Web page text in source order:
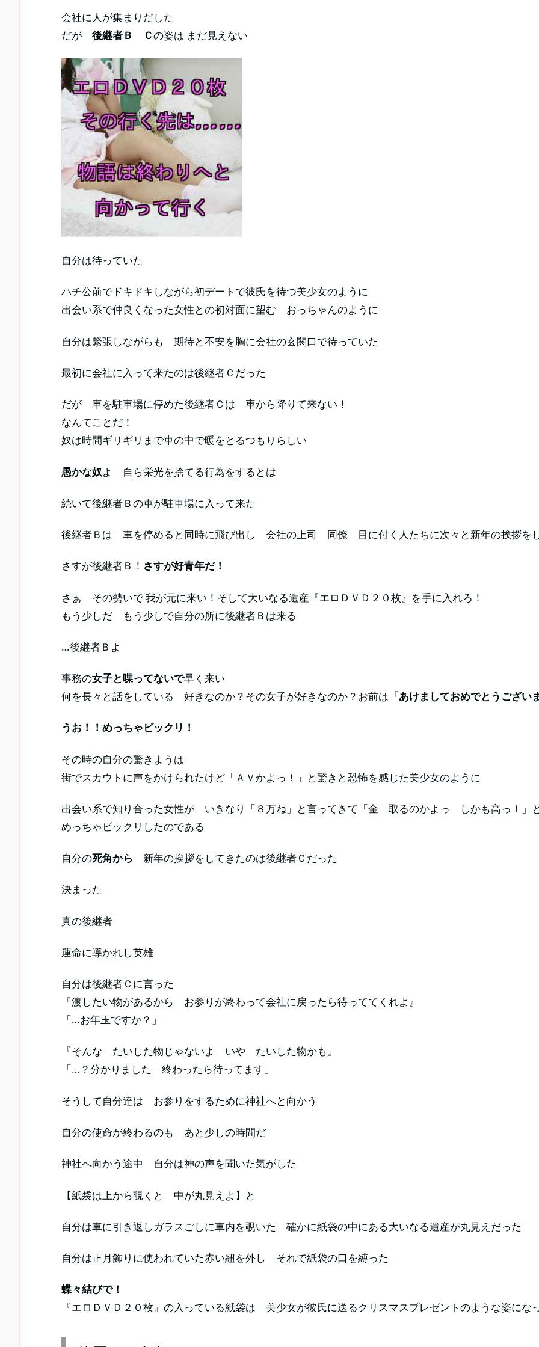
会社に人が集まりだした
だが 後継者Ｂ Ｃの姿は まだ見えない
自分は待っていた
ハチ公前でドキドキしながら初デートで彼氏を待つ美少女のように
出会い系で仲良くなった女性との初対面に望む おっちゃんのように
自分は緊張しながらも 期待と不安を胸に会社の玄関口で待っていた
最初に会社に入って来たのは後継者Ｃだった
だが 車を駐車場に停めた後継者Ｃは 車から降りて来ない！
なんてことだ！
奴は時間ギリギリまで車の中で暖をとるつもりらしい
愚かな奴よ 自ら栄光を捨てる行為をするとは
続いて後継者Ｂの車が駐車場に入って来た
後継者Ｂは 車を停めると同時に飛び出し 会社の上司 同僚 目に付く人たちに次々と新年の挨拶を
さすが後継者Ｂ！ さすが好青年だ！
さぁ その勢いで 我が元に来い！そして大いなる遺産『エロＤＶＤ２０枚』を手に入れろ！
もう少しだ もう少しで自分の所に後継者Ｂは来る
…後継者Ｂよ
事務の女子と喋ってないで早く来い
何を長々と話をしている 好きなのか？その女子が好きなのか？お前は 「あけましておめでとうござい
うお！！めっちゃビックリ！
その時の自分の驚きようは
街でスカウトに声をかけられたけど「ＡＶかよっ！」と驚きと恐怖を感じた美少女のように
出会い系で知り合った女性が いきなり「８万ね」と言ってきて「金 取るのかよっ しかも高っ！
めっちゃビックリしたのである
自分の死角から 新年の挨拶をしてきたのは後継者Ｃだった
決まった
真の後継者
運命に導かれし英雄
自分は後継者Ｃに言った
『渡したい物があるから お参りが終わって会社に戻ったら待っててくれよ』
「…お年玉ですか？」
『そんな たいした物じゃないよ いや たいした物かも』
「…？分かりました 終わったら待ってます」
そうして自分達は お参りをするために神社へと向かう
自分の使命が終わるのも あと少しの時間だ
神社へ向かう途中 自分は神の声を聞いた気がした
【紙袋は上から覗くと 中が丸見えよ】と
自分は車に引き返しガラスごしに車内を覗いた 確かに紙袋の中にある大いなる遺産が丸見えだった
自分は正月飾りに使われていた赤い紐を外し それで紙袋の口を縛った
蝶々結びで！
『エロＤＶＤ２０枚』の入っている紙袋は 美少女が彼氏に送るクリスマスプレゼントのような姿にな